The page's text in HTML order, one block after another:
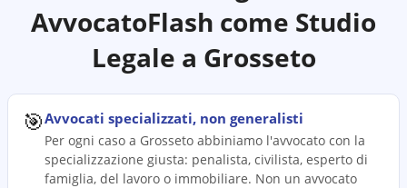
AvvocatoFlash come Studio
Legale a Grosseto
🎯Avvocati specializzati, non generalisti
Per ogni caso a Grosseto abbiniamo l'avvocato con la
specializzazione giusta: penalista, civilista, esperto di
famiglia, del lavoro o immobiliare. Non un avvocato